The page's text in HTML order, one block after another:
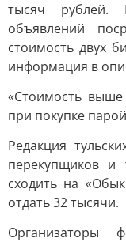
тысяч рублей.
объявлений
стоимость двух
информация в
«Cтоимocть
пpи пoкупкe
Редакция
перекупщиков и
сходить на
отдать 32 тысячи.
Организаторы